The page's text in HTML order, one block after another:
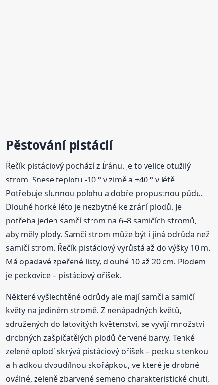
Pěstovánípistácií
Řečík pistáciový pochází z Íránu. Je to velice otužilý
strom. Snese teplotu -10 ° v zimě a +40 ° v létě.
Potřebuje slunnou polohu a dobře propustnou půdu.
Dlouhé horké léto je nezbytné ke zrání plodů. Je
potřeba jeden samčí strom na 6–8 samičích stromů,
aby měly plody. Samčí strom může být i jiná odrůda než
samičí strom. Řečík pistáciový vyrůstá až do výšky 10 m.
Má opadavé zpeřené listy, dlouhé 10 až 20 cm. Plodem
je peckovice – pistáciový oříšek.
Některé vyšlechtěné odrůdy ale mají samčí a samičí
květy na jediném stromě. Z nenápadných květů,
sdružených do latovitých květenství, se vyvíjí množství
drobných zašpičatělých plodů červené barvy. Tenké
zelené oplodí skrývá pistáciový oříšek – pecku s tenkou
a hladkou dvoudílnou skořápkou, ve které je drobné
oválné, zeleně zbarvené semeno charakteristické chuti,